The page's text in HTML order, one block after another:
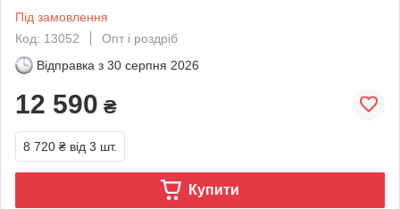
Під замовлення
Код: 13052
Опт і роздріб
Відправка з 30 серпня 2026
12 590 ₴
8 720 ₴ від 3 шт.
Купити